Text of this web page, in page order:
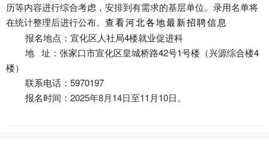
历等内容进行综合考虑，安排到有需求的基层单位。录用名单将
在统计整理后进行公布。 查看河北各地最新招聘信息
报名地点：宣化区人社局4楼就业促进科
地 址：张家口市宣化区皇城桥路42号1号楼（兴源综合楼4
楼）
联系电话：5970197
报名时间： 2025年8月14日至11月10日。